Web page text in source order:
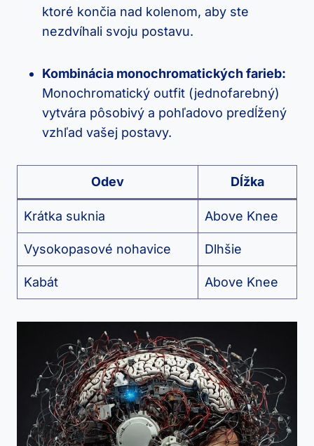
ktoré končia nad kolenom, aby ste
nezdvíhali svoju postavu.
Kombinácia monochromatických farieb:
Monochromatický outfit (jednofarebný)
vytvára pôsobivý a pohľadovo predĺžený
vzhľad vašej postavy.
Odev Dĺžka
Krátka suknia Above Knee
Vysokopasové nohavice Dlhšie
Kabát Above Knee